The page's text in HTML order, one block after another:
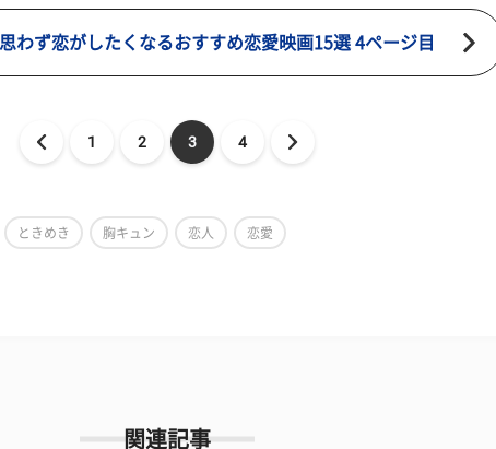
思わず恋がしたくなるおすすめ恋愛映画15選 4ページ目
1 2 3 4
ときめき 胸キュン 恋人 恋愛
関連記事